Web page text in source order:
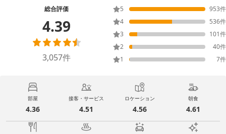
総合評価
4.39
3,057件
5 953件
4
536件
3
101件
2
40件
1
7件
部屋
4.36
接客・サービス
4.51
ロケーション
4.56
朝食
4.61